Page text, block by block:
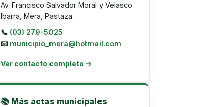
Av. Francisco Salvador Moral y Velasco
Ibarra, Mera, Pastaza.
📞 (03) 279-5025
📧 municipio_mera@hotmail.com
Ver contacto completo →
📚 Más actas municipales